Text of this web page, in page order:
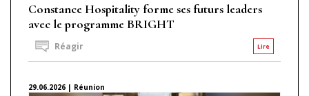
Constance Hospitality forme ses futurs leaders
avec le programme BRIGHT
Lire
Réagir
29.06.2026 | Réunion